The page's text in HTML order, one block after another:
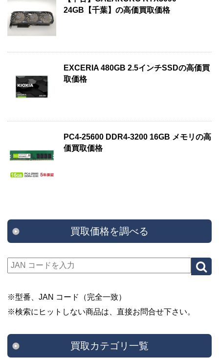
24GB【千葉】の高価買取価格
EXCERIA 480GB 2.5インチSSDの高価買
取価格
PC4-25600 DDR4-3200 16GB メモリの高
価買取価格
買取価格を調べる
※型番、JAN コード（完全一致）
※検索にヒットしない商品は、直接お問合せ下さい。
買取カテゴリ一覧